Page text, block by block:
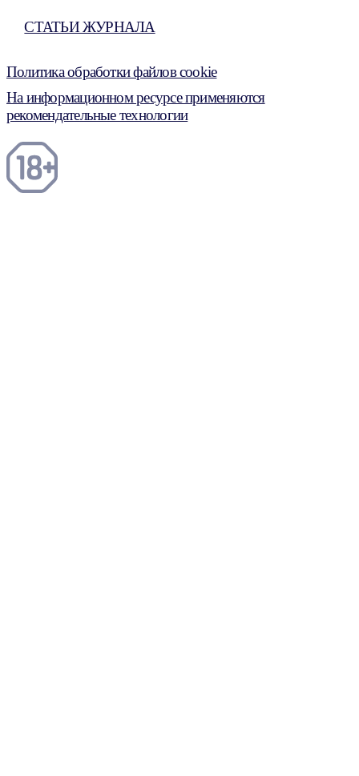
СТАТЬИ ЖУРНАЛА
Политика обработки файлов cookie
На информационном ресурсе применяются
рекомендательные технологии